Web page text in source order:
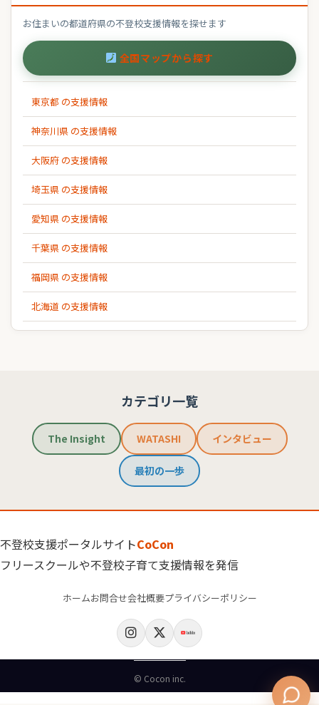
お住まいの都道府県の不登校支援情報を探せます
全国マップから探す
東京都 の支援情報
神奈川県 の支援情報
大阪府 の支援情報
埼玉県 の支援情報
愛知県 の支援情報
千葉県 の支援情報
福岡県 の支援情報
北海道 の支援情報
カテゴリ一覧
The Insight WATASHI インタビュー
最初の一歩
不登校支援ポータルサイトCoCon
フリースクールや不登校子育て支援情報を発信
ホームお問合せ会社概要プライバシーポリシー
© Cocon inc.